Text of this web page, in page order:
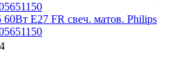
E27 FR свеч. матов. Philips